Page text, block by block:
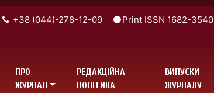
+38 (044)-278-12-09
Print ISSN 1682-3540
ПРО
ЖУРНАЛ
РЕДАКЦІЙНА
ПОЛІТИКА
ВИПУСКИ
ЖУРНАЛУ